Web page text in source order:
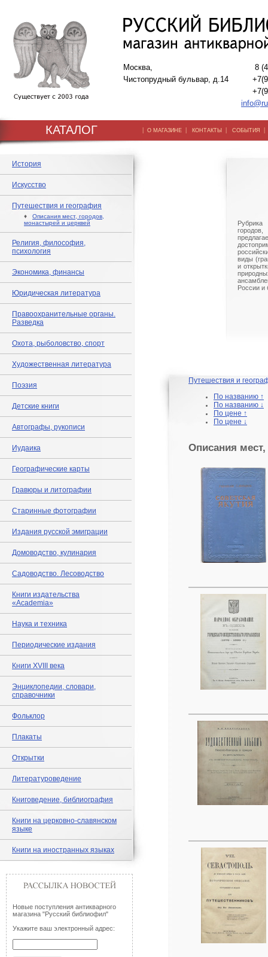
Москва,
Чистопрудный бульвар, д.14
8
КАТАЛОГ | О МАГАЗИНЕ | КОНТАКТЫ | СОБЫТИЯ
История
Искусство
Путешествия и география
♦ Описания мест, городов,
монастырей и церквей
Религия, философия,
психология
Экономика, финансы
Юридическая литература
Правоохранительные органы.
Разведка
Охота, рыболовство, спорт
Художественная литература
Поэзия
Детские книги
Автографы, рукописи
Иудаика
Географические карты
Гравюры и литографии
Старинные фотографии
Издания русской эмиграции
Домоводство, кулинария
Садоводство. Лесоводство
Книги издательства
«Academia»
Наука и техника
Периодические издания
Книги XVIII века
Энциклопедии, словари,
справочники
Фольклор
Плакаты
Открытки
Литературоведение
Книговедение, библиография
Книги на церковно-славянском
языке
Книги на иностранных языках
Новые поступления антикварного
магазина "Русский библиофил"
Укажите ваш электронный адрес:
виды
и
России и
Путешествия и
По названию ↑
По названию ↓
По цене ↑
По цене ↓
Описания